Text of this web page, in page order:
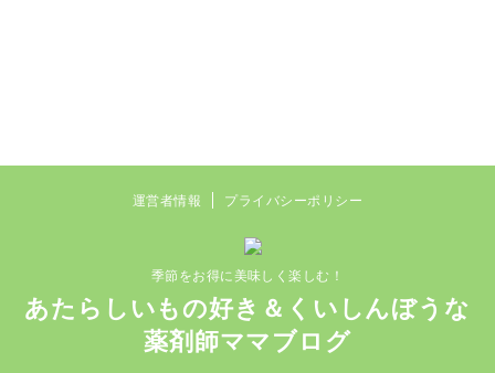
運営者情報 プライバシーポリシー
季節をお得に美味しく楽しむ！
あたらしいもの好き＆くいしんぼうな
薬剤師ママブログ